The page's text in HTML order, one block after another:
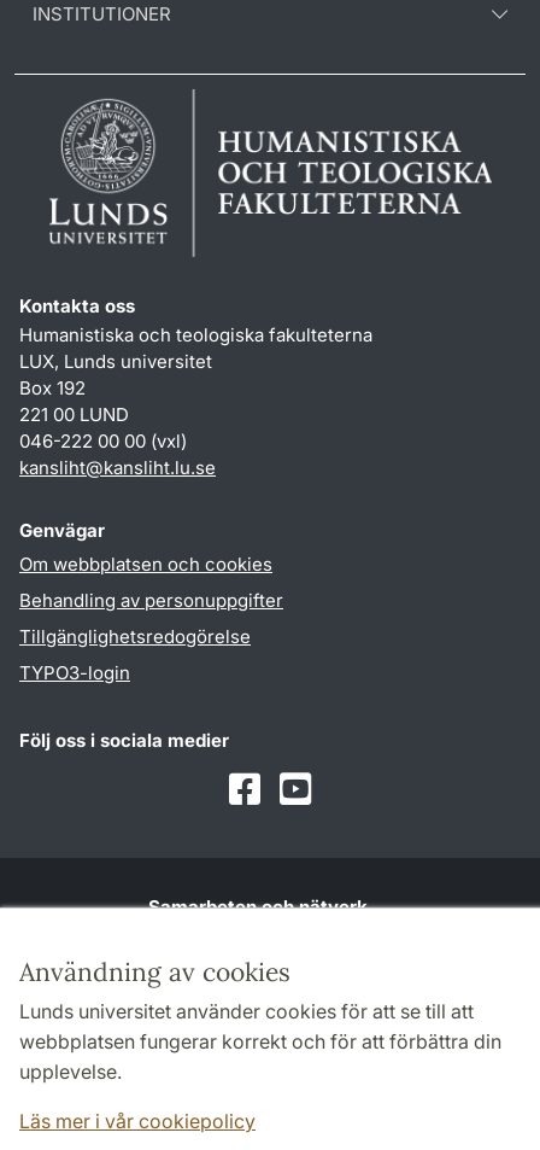
Användning av cookies
Lunds universitet använder cookies för att se till att
webbplatsen fungerar korrekt och för att förbättra din
upplevelse.
Läs mer i vår cookiepolicy
INSTITUTIONER
Kontakta oss
Humanistiska och teologiska fakulteterna
LUX, Lunds universitet
Box 192
221 00 LUND
046-222 00 00 (vxl)
kansliht@kansliht.lu.se
Genvägar
Om webbplatsen och cookies
Behandling av personuppgifter
Tillgänglighetsredogörelse
TYPO3-login
Följ oss i sociala medier
Facebook
Youtube
Samarbeten och nätverk